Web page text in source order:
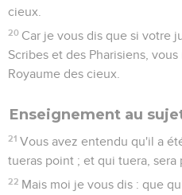
cieux.
20 Car je vous dis que si votre
Scribes et des Pharisiens,
Royaume des cieux.
Enseignement au
21 Vous avez entendu qu'il a
tueras point ; et qui tuera, sera
22 Mais moi je vous dis : que